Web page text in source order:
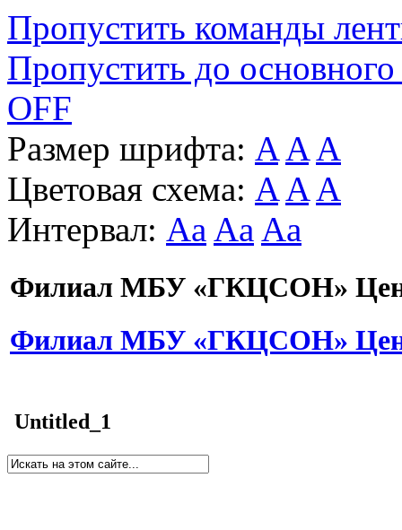
Пропустить команды
Пропустить до основного
OFF
Размер шрифта: A A A
Цветовая схема: A A A
Интервал: Aa Aa Aa
Филиал МБУ «ГКЦСОН»
Филиал МБУ «ГКЦСОН»
Untitled_1